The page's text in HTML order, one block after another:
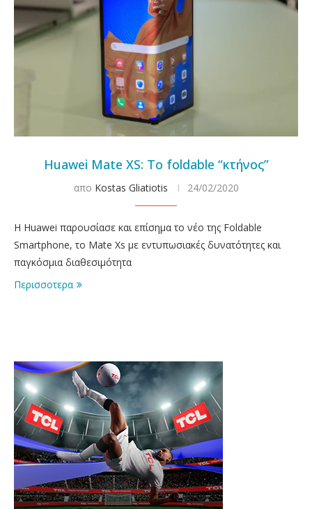
Huawei Mate XS: Το foldable “κτήνος”
απο Kostas Gliatiotis 24/02/2020
Η Huawei παρουσίασε και επίσημα το νέο της Foldable
Smartphone, το Mate Xs με εντυπωσιακές δυνατότητες και
παγκόσμια διαθεσιμότητα
Περισσοτερα